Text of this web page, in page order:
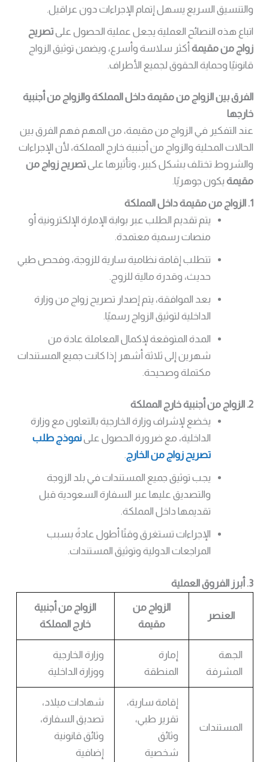
والتنسيق السريع يسهل إتمام الإجراءات دون عراقيل.
اتباع هذه النصائح العملية يجعل عملية الحصول علىتصريح
زواج من مقيمة أكثر سلاسة وأسرع، ويضمن توثيق الزواج
قانونيًا وحماية الحقوق لجميع الأطراف.
الفرق بين الزواج من مقيمة داخل المملكة والزواج من أجنبية
خارجها
عند التفكير في الزواج من مقيمة، من المهم فهم الفرق بين
الحالات المحلية والزواج من أجنبية خارج المملكة، لأن الإجراءات
والشروط تختلف بشكل كبير، وتأثيرها علىتصريح زواج من
مقيمة يكون جوهريًا.
1. الزواج من مقيمة داخل المملكة
يتم تقديم الطلب عبر بوابة الإمارة الإلكترونية أو
منصات رسمية معتمدة.
تتطلب إقامة نظامية سارية للزوجة، وفحص طبي
حديث، وقدرة مالية للزوج.
بعد الموافقة، يتم إصدار تصريح زواج من وزارة
الداخلية لتوثيق الزواج رسميًا.
المدة المتوقعة لإكمال المعاملة عادة من
شهرين إلى ثلاثة أشهر إذا كانت جميع المستندات
مكتملة وصحيحة.
2. الزواج من أجنبية خارج المملكة
يخضع لإشراف وزارة الخارجية بالتعاون مع وزارة
الداخلية، مع ضرورة الحصول علىنموذج طلب
تصريح زواج من الخارج.
يجب توثيق جميع المستندات في بلد الزوجة
والتصديق عليها عبر السفارة السعودية قبل
تقديمها داخل المملكة.
الإجراءات تستغرق وقتًا أطول عادةً بسبب
المراجعات الدولية وتوثيق المستندات.
3. أبرز الفروق العملية
العنصر
الزواج من
مقيمة
الزواج من أجنبية
خارج المملكة
الجهة
المشرفة
إمارة
المنطقة
وزارة الخارجية
ووزارة الداخلية
المستندات
إقامة سارية،
تقرير طبي،
وثائق
شخصية
شهادات ميلاد،
تصديق السفارة،
وثائق قانونية
إضافية